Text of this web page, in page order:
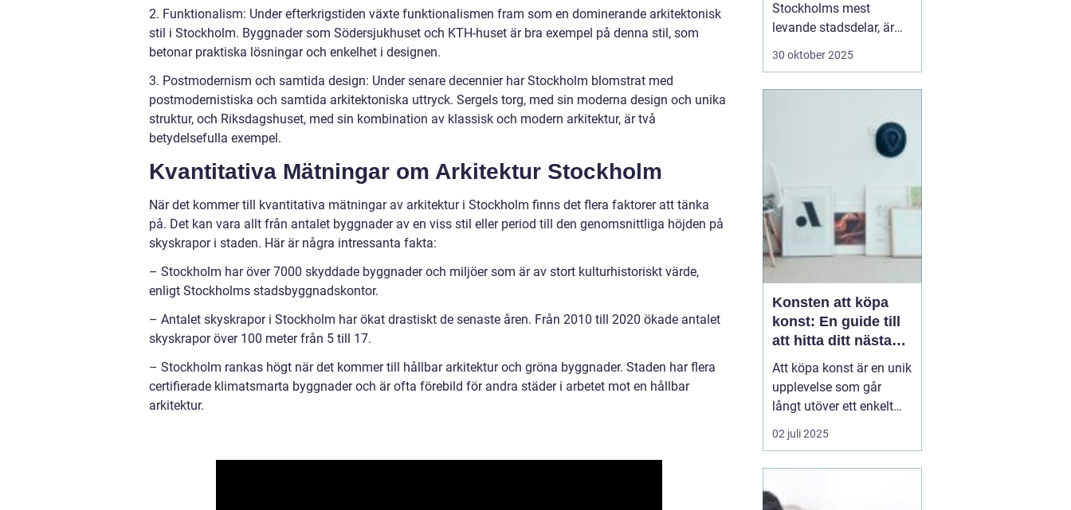
2. Funktionalism: Under efterkrigstiden växte funktionalismen fram som en dominerande arkitektonisk
stil i Stockholm. Byggnader som Södersjukhuset och KTH-huset är bra exempel på denna stil, som
betonar praktiska lösningar och enkelhet i designen.
3. Postmodernism och samtida design: Under senare decennier har Stockholm blomstrat med
postmodernistiska och samtida arkitektoniska uttryck. Sergels torg, med sin moderna design och unika
struktur, och Riksdagshuset, med sin kombination av klassisk och modern arkitektur, är två
betydelsefulla exempel.
Kvantitativa Mätningar om Arkitektur Stockholm
När det kommer till kvantitativa mätningar av arkitektur i Stockholm finns det flera faktorer att tänka
på. Det kan vara allt från antalet byggnader av en viss stil eller period till den genomsnittliga höjden på
skyskrapor i staden. Här är några intressanta fakta:
– Stockholm har över 7000 skyddade byggnader och miljöer som är av stort kulturhistoriskt värde,
enligt Stockholms stadsbyggnadskontor.
– Antalet skyskrapor i Stockholm har ökat drastiskt de senaste åren. Från 2010 till 2020 ökade antalet
skyskrapor över 100 meter från 5 till 17.
– Stockholm rankas högt när det kommer till hållbar arkitektur och gröna byggnader. Staden har flera
certifierade klimatsmarta byggnader och är ofta förebild för andra städer i arbetet mot en hållbar
arkitektur.
Stockholms mest
levande stadsdelar, är
det viktigt för många att
bara en identifikation;
det är en frihetens och
30 oktober 2025
Konsten att köpa
konst: En guide till
att hitta ditt nästa
mästerverk
Att köpa konst är en unik
upplevelse som går
långt utöver ett enkelt
köpbeslut. Det handlar
om att sätta en personlig
konstnärers arbete, och
02 juli 2025